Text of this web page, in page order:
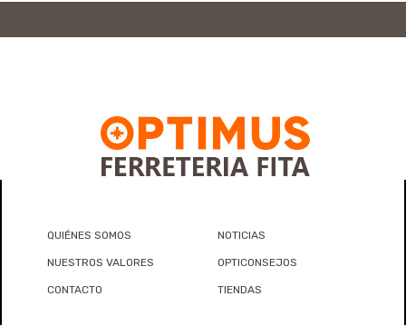
QUIÉNES SOMOS NOTICIAS
NUESTROS VALORES OPTICONSEJOS
CONTACTO TIENDAS